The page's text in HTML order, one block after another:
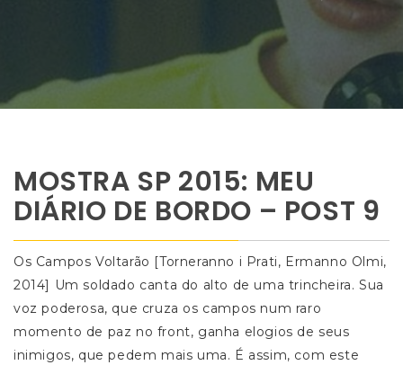
MOSTRA SP 2015: MEU
DIÁRIO DE BORDO – POST 9
Os Campos Voltarão [Torneranno i Prati, Ermanno Olmi,
2014] Um soldado canta do alto de uma trincheira. Sua
voz poderosa, que cruza os campos num raro
momento de paz no front, ganha elogios de seus
inimigos, que pedem mais uma. É assim, com este